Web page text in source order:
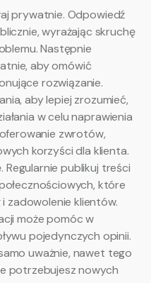
prywatnie. Odpowiedź
wyrażając skruchę
Następnie
aby omówić
rozwiązanie.
aby lepiej zrozumieć,
w celu naprawienia
zwrotów,
korzyści dla klienta.
publikuj treści
które
zadowolenie klientów.
może pomóc w
pojedynczych opinii.
uważnie, nawet tego
potrzebujesz nowych